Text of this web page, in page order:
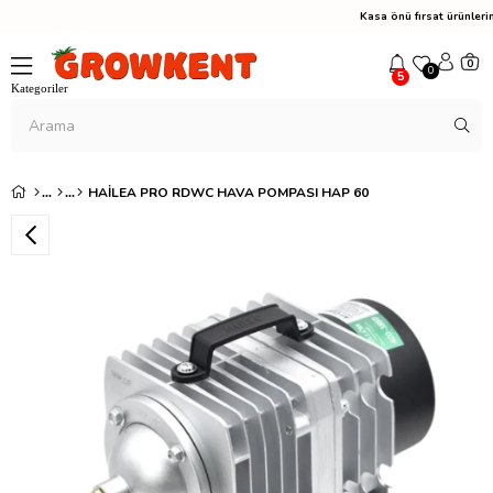
Kasa önü fırsat
5 0 0
HAILEA PRO RDWC HAVA POMPASI HAP 60